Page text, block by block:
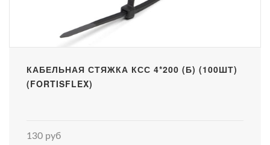
КАБЕЛЬНАЯ СТЯЖКА КСС 4*200 (Б) (100ШТ)
(FORTISFLEX)
130 руб